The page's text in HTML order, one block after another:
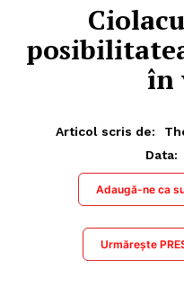
în
Articol scris de:
Data:
Adaugă-ne ca
Urmărește